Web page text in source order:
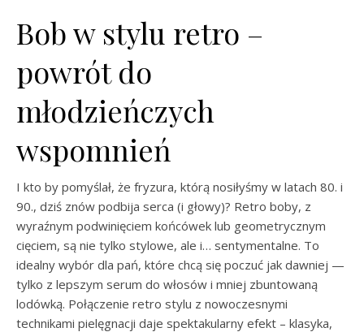
Bob w stylu retro –
powrót do
młodzieńczych
wspomnień
I kto by pomyślał, że fryzura, którą nosiłyśmy w latach 80. i
90., dziś znów podbija serca (i głowy)? Retro boby, z
wyraźnym podwinięciem końcówek lub geometrycznym
cięciem, są nie tylko stylowe, ale i… sentymentalne. To
idealny wybór dla pań, które chcą się poczuć jak dawniej —
tylko z lepszym serum do włosów i mniej zbuntowaną
lodówką. Połączenie retro stylu z nowoczesnymi
technikami pielęgnacji daje spektakularny efekt – klasyka,